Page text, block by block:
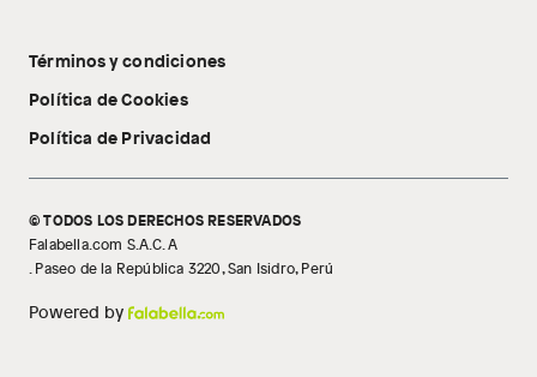
Tecnología Pillow Walk
Libro de reclamaciones
Términos y condiciones
Política de Cookies
Política de Privacidad
© TODOS LOS DERECHOS RESERVADOS
Falabella.com S.A.C. A
. Paseo de la República 3220, San Isidro, Perú
Powered by